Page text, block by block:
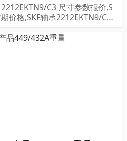
C3 尺寸参数报价,S
价格,SKF轴承2212EKTN9/C